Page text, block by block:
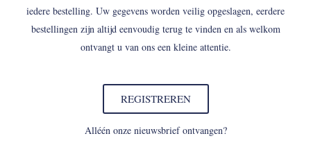
iedere bestelling. Uw gegevens worden veilig opgeslagen, eerdere
bestellingen zijn altijd eenvoudig terug te vinden en als welkom
ontvangt u van ons een kleine attentie.
REGISTREREN
Alléén onze nieuwsbrief ontvangen?